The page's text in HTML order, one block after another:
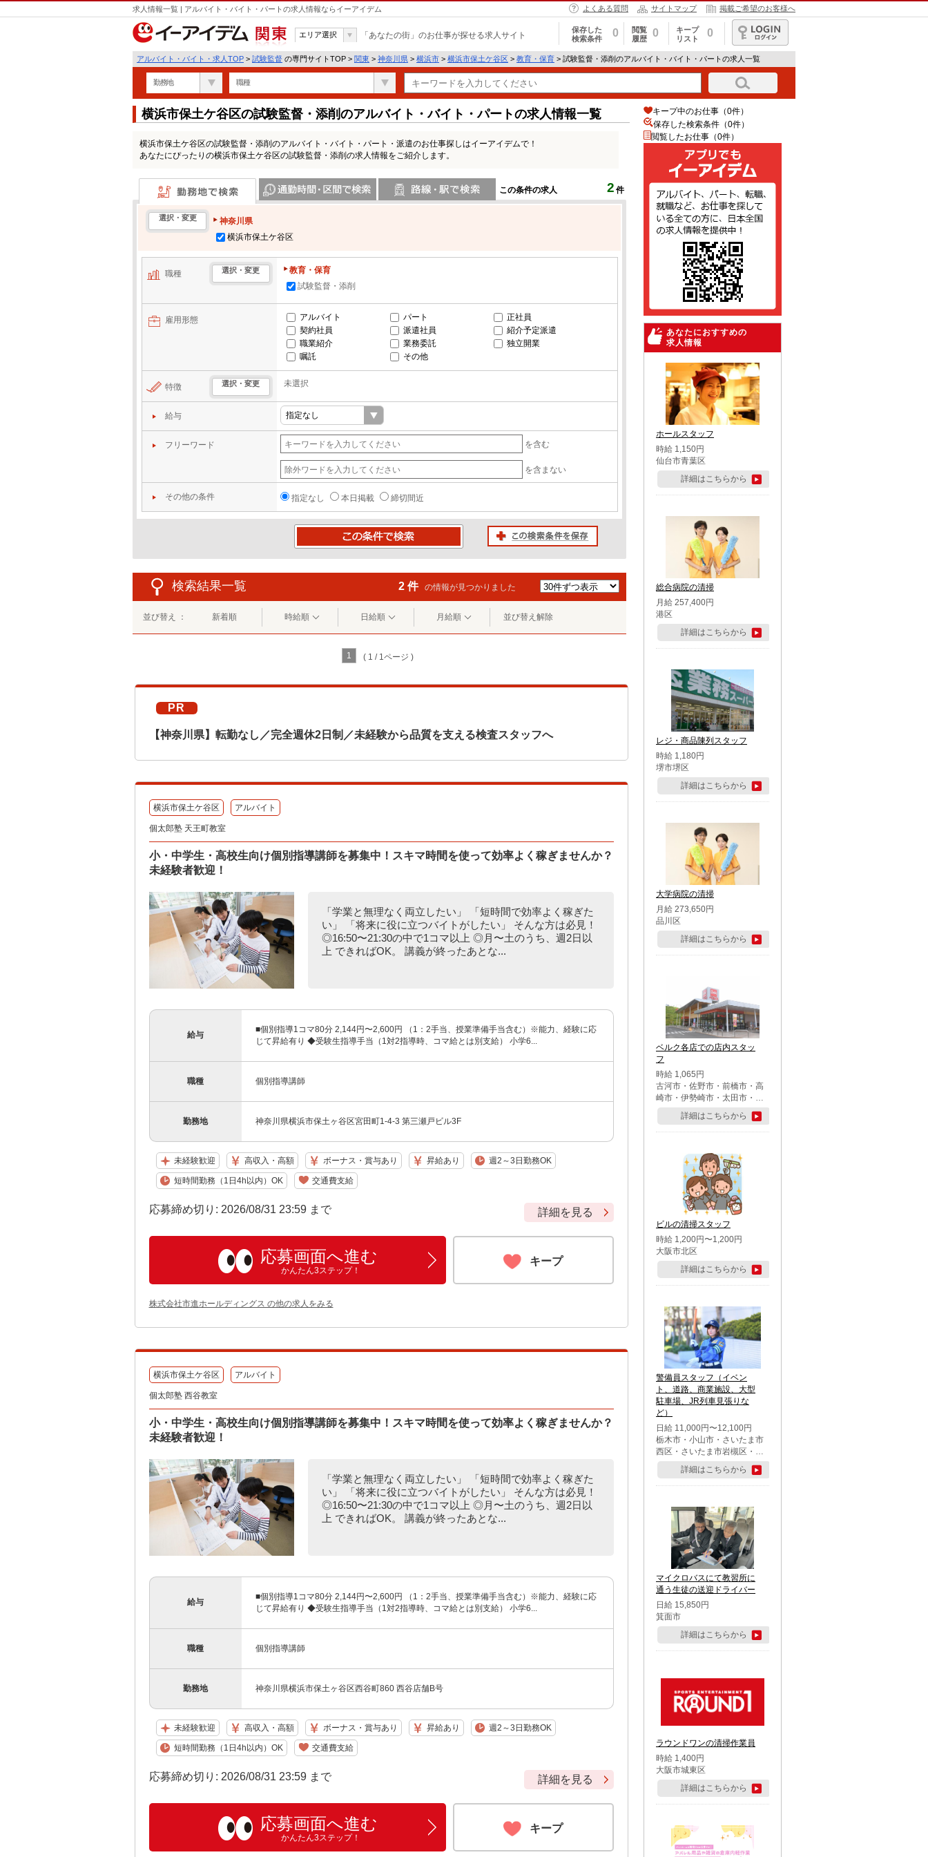
求人情報一覧 | アルバイト・バイト・パートの求人情報ならイーアイデム よくある質問 サイトマップ 掲載ご希望のお客様へ
関東
エリア選択 「あなたの街」のお仕事が探せる求人サイト
保存した
検索条件
0
閲覧
履歴
0
キープ
リスト
0
ログイン
アルバイト・バイト・求人TOP > 試験監督 の専門サイトTOP > 関東 > 神奈川県 > 横浜市 > 横浜市保土ケ谷区 > 教育・保育 > 試験監督・添削のアルバイト・バイト・パートの求人一覧
勤務地 職種
横浜市保土ケ谷区の試験監督・添削のアルバイト・バイト・パートの求人情報一覧
横浜市保土ケ谷区の試験監督・添削のアルバイト・バイト・パート・派遣のお仕事探しはイーアイデムで！
あなたにぴったりの横浜市保土ケ谷区の試験監督・添削の求人情報をご紹介します。
この条件の求人 2 件
勤務地で検索
選択・変更
神奈川県
横浜市保土ケ谷区
職種 選択・変更
教育・保育
試験監督・添削
雇用形態 アルバイト パート
正社員
契約社員
派遣社員
紹介予定派遣
職業紹介
業務委託
独立開業
嘱託
その他
特徴 選択・変更 未選択
給与
フリーワード を含む
を含まない
その他の条件 指定なし 本日掲載 締切間近
検索結果一覧 2 件 の情報が見つかりました
並び替え ： 新着順 時給順 日給順 月給順 並び替え解除
1 ( 1 / 1ページ )
PR
【神奈川県】転勤なし／完全週休2日制／未経験から品質を支える検査スタッフへ
横浜市保土ケ谷区 アルバイト
個太郎塾 天王町教室
小・中学生・高校生向け個別指導講師を募集中！スキマ時間を使って効率よく稼ぎませんか？
未経験者歓迎！
「学業と無理なく両立したい」 「短時間で効率よく稼ぎた
い」 「将来に役に立つバイトがしたい」 そんな方は必見！
◎16:50〜21:30の中で1コマ以上 ◎月〜土のうち、週2日以
上 できればOK。 講義が終ったあとな...
給与
■個別指導1コマ80分 2,144円〜2,600円 （1：2手当、授業準備手当含む）※能力、経験に応
じて昇給有り ◆受験生指導手当（1対2指導時、コマ給とは別支給） 小学6...
職種 個別指導講師
勤務地 神奈川県横浜市保土ヶ谷区宮田町1-4-3 第三瀬戸ビル3F
未経験歓迎 高収入・高額 ボーナス・賞与あり 昇給あり 週2～3日勤務OK
短時間勤務（1日4h以内）OK 交通費支給
応募締め切り: 2026/08/31 23:59 まで 詳細を見る
応募画面へ進む
かんたん3ステップ！
キープ
株式会社市進ホールディングス の他の求人をみる
横浜市保土ケ谷区 アルバイト
個太郎塾 西谷教室
小・中学生・高校生向け個別指導講師を募集中！スキマ時間を使って効率よく稼ぎませんか？
未経験者歓迎！
「学業と無理なく両立したい」 「短時間で効率よく稼ぎた
い」 「将来に役に立つバイトがしたい」 そんな方は必見！
◎16:50〜21:30の中で1コマ以上 ◎月〜土のうち、週2日以
上 できればOK。 講義が終ったあとな...
給与
■個別指導1コマ80分 2,144円〜2,600円 （1：2手当、授業準備手当含む）※能力、経験に応
じて昇給有り ◆受験生指導手当（1対2指導時、コマ給とは別支給） 小学6...
職種 個別指導講師
勤務地 神奈川県横浜市保土ヶ谷区西谷町860 西谷店舗B号
未経験歓迎 高収入・高額 ボーナス・賞与あり 昇給あり 週2～3日勤務OK
短時間勤務（1日4h以内）OK 交通費支給
応募締め切り: 2026/08/31 23:59 まで 詳細を見る
応募画面へ進む
かんたん3ステップ！
キープ
キープ中のお仕事（0件）
保存した検索条件（0件）
閲覧したお仕事（0件）
あなたにおすすめの
求人情報
ホールスタッフ
時給 1,150円
仙台市青葉区
詳細はこちらから
総合病院の清掃
月給 257,400円
港区
詳細はこちらから
レジ・商品陳列スタッフ
時給 1,180円
堺市堺区
詳細はこちらから
大学病院の清掃
月給 273,650円
品川区
詳細はこちらから
ベルク各店での店内スタッ
フ
時給 1,065円
古河市・佐野市・前橋市・高
崎市・伊勢崎市・太田市・館
林市・藤岡市・大泉町・さい
たま市北区・川越市・熊谷
市・行田市・秩父市・所沢
市・鶴ケ島市・千葉市中央
区・市川市・松戸市・習志野
市・柏市・流山市・八千代
市・足立区・江戸川区・八王
子市・町田市
詳細はこちらから
ビルの清掃スタッフ
時給 1,200円〜1,200円
大阪市北区
詳細はこちらから
警備員スタッフ（イベン
ト、道路、商業施設、大型
駐車場、JR列車見張りな
ど）
日給 11,000円〜12,100円
栃木市・小山市・さいたま市
西区・さいたま市岩槻区・久
喜市・蓮田市
詳細はこちらから
マイクロバスにて教習所に
通う生徒の送迎ドライバー
日給 15,850円
箕面市
詳細はこちらから
ラウンドワンの清掃作業員
時給 1,400円
大阪市城東区
詳細はこちらから